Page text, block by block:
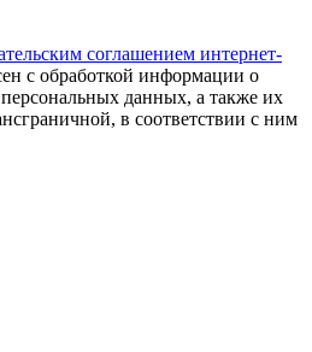
соглашением интернет-
с обработкой информации о
данных, а также их
в соответствии с ним